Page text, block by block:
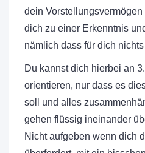
dein
dich zu einer Erkenntnis
nämlich dass für dich
Du kannst dich hierbei an
orientieren, nur dass es
soll und alles
gehen flüssig ineinander
Nicht aufgeben wenn dich